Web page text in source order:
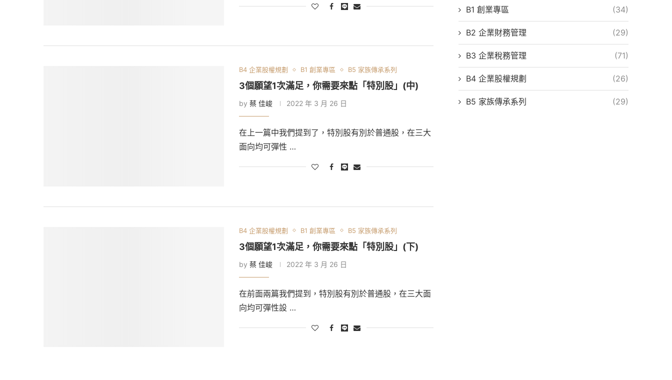
B4 企業股權規劃 B1 創業專區 B5 家族傳承系列
3個願望1次滿足，你需要來點「特別股」(中)
by 蔡 佳峻 2022 年 3 月 26 日
在上一篇中我們提到了，特別股有別於普通股，在三大
面向均可彈性 …
B4 企業股權規劃 B1 創業專區 B5 家族傳承系列
3個願望1次滿足，你需要來點「特別股」(下)
by 蔡 佳峻 2022 年 3 月 26 日
在前面兩篇我們提到，特別股有別於普通股，在三大面
向均可彈性設 …
B1 創業專區 (34)
B2 企業財務管理 (29)
B3 企業稅務管理 (71)
B4 企業股權規劃 (26)
B5 家族傳承系列 (29)